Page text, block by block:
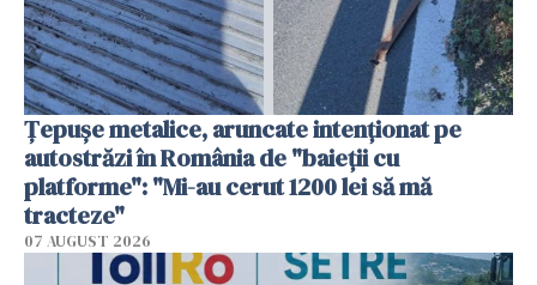
Țepușe metalice, aruncate intenționat pe
autostrăzi în România de "baieții cu
platforme": "Mi-au cerut 1200 lei să mă
tracteze"
07 AUGUST 2026